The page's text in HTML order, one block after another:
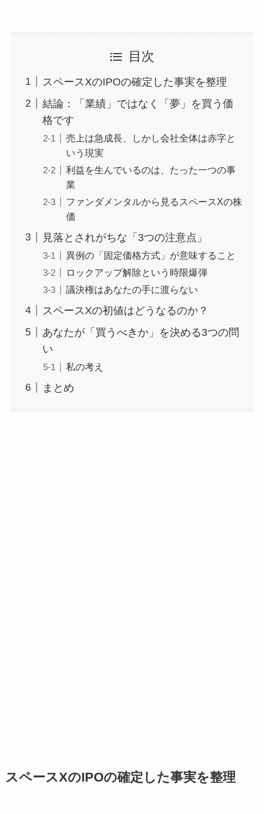
目次
スペースXのIPOの確定した事実を整理
結論：「業績」ではなく「夢」を買う価
格です
売上は急成長、しかし会社全体は赤字と
いう現実
利益を生んでいるのは、たった一つの事
業
ファンダメンタルから見るスペースXの株
価
見落とされがちな「3つの注意点」
異例の「固定価格方式」が意味すること
ロックアップ解除という時限爆弾
議決権はあなたの手に渡らない
スペースXの初値はどうなるのか？
あなたが「買うべきか」を決める3つの問
い
私の考え
まとめ
スペースXのIPOの確定した事実を整理